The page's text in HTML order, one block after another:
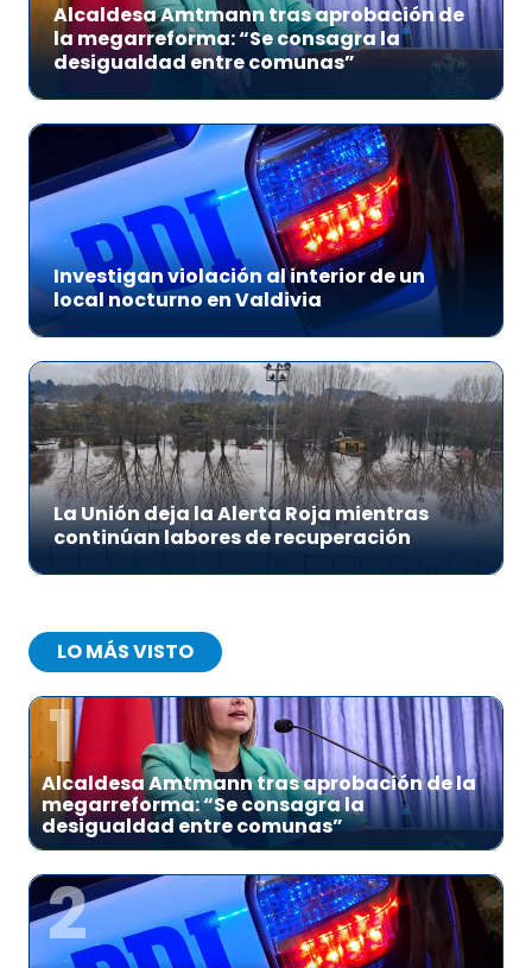
Alcaldesa Amtmann tras aprobación de
la megarreforma: “Se consagra la
desigualdad entre comunas”
Investigan violación al interior de un
local nocturno en Valdivia
La Unión deja la Alerta Roja mientras
continúan labores de recuperación
LO MÁS VISTO
1
Alcaldesa Amtmann tras aprobación de la
megarreforma: “Se consagra la
desigualdad entre comunas”
2